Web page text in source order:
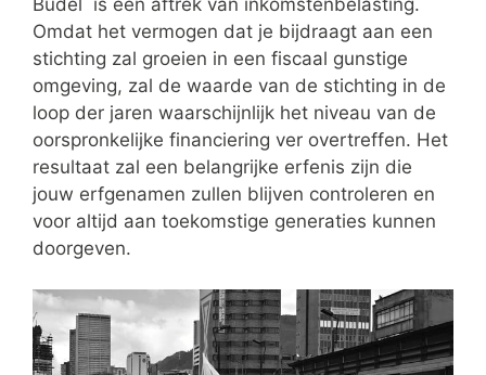
Omdat het vermogen dat je bijdraagt aan een
stichting zal groeien in een fiscaal gunstige
omgeving, zal de waarde van de stichting in de
loop der jaren waarschijnlijk het niveau van de
oorspronkelijke financiering ver overtreffen. Het
resultaat zal een belangrijke erfenis zijn die
jouw erfgenamen zullen blijven controleren en
voor altijd aan toekomstige generaties kunnen
doorgeven.